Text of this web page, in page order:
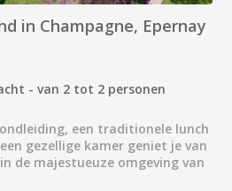
in Champagne, Epernay
- van 2 tot 2 personen
een traditionele lunch
gezellige kamer geniet je van
de majestueuze omgeving van